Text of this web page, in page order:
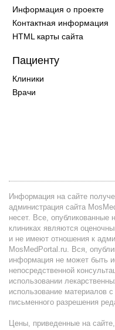
Информация о проекте
Контактная информация
HTML карты сайта
Пациенту
Клиники
Врачи
Информация на сайте
администрация сайта
несет. Все, опубликованные
клиниках являются
и не имеют отношения к
MosMedPortal.ru. Вся,
информация не может быть
непосредственной
использовании
использование материалов
письменного разрешения
Цены, приведенные на